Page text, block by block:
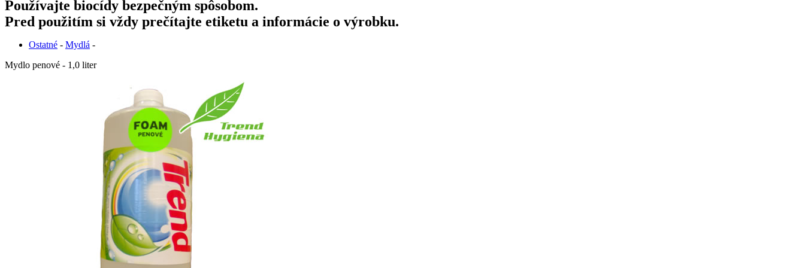
Používajte biocídy bezpečným spôsobom.
Pred použitím si vždy prečítajte etiketu a informácie o výrobku.
Ostatné - Mydlá -
Mydlo penové - 1,0 liter